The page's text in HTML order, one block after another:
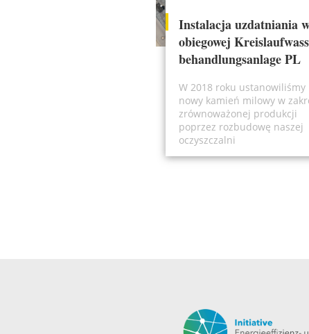
Instalacja uzdatniania
obiegowej
behandlungsanlage PL
W 2018 roku ustanowiliśmy
nowy kamień milowy w
zrównoważonej produkcji
poprzez rozbudowę naszej
oczyszczalni